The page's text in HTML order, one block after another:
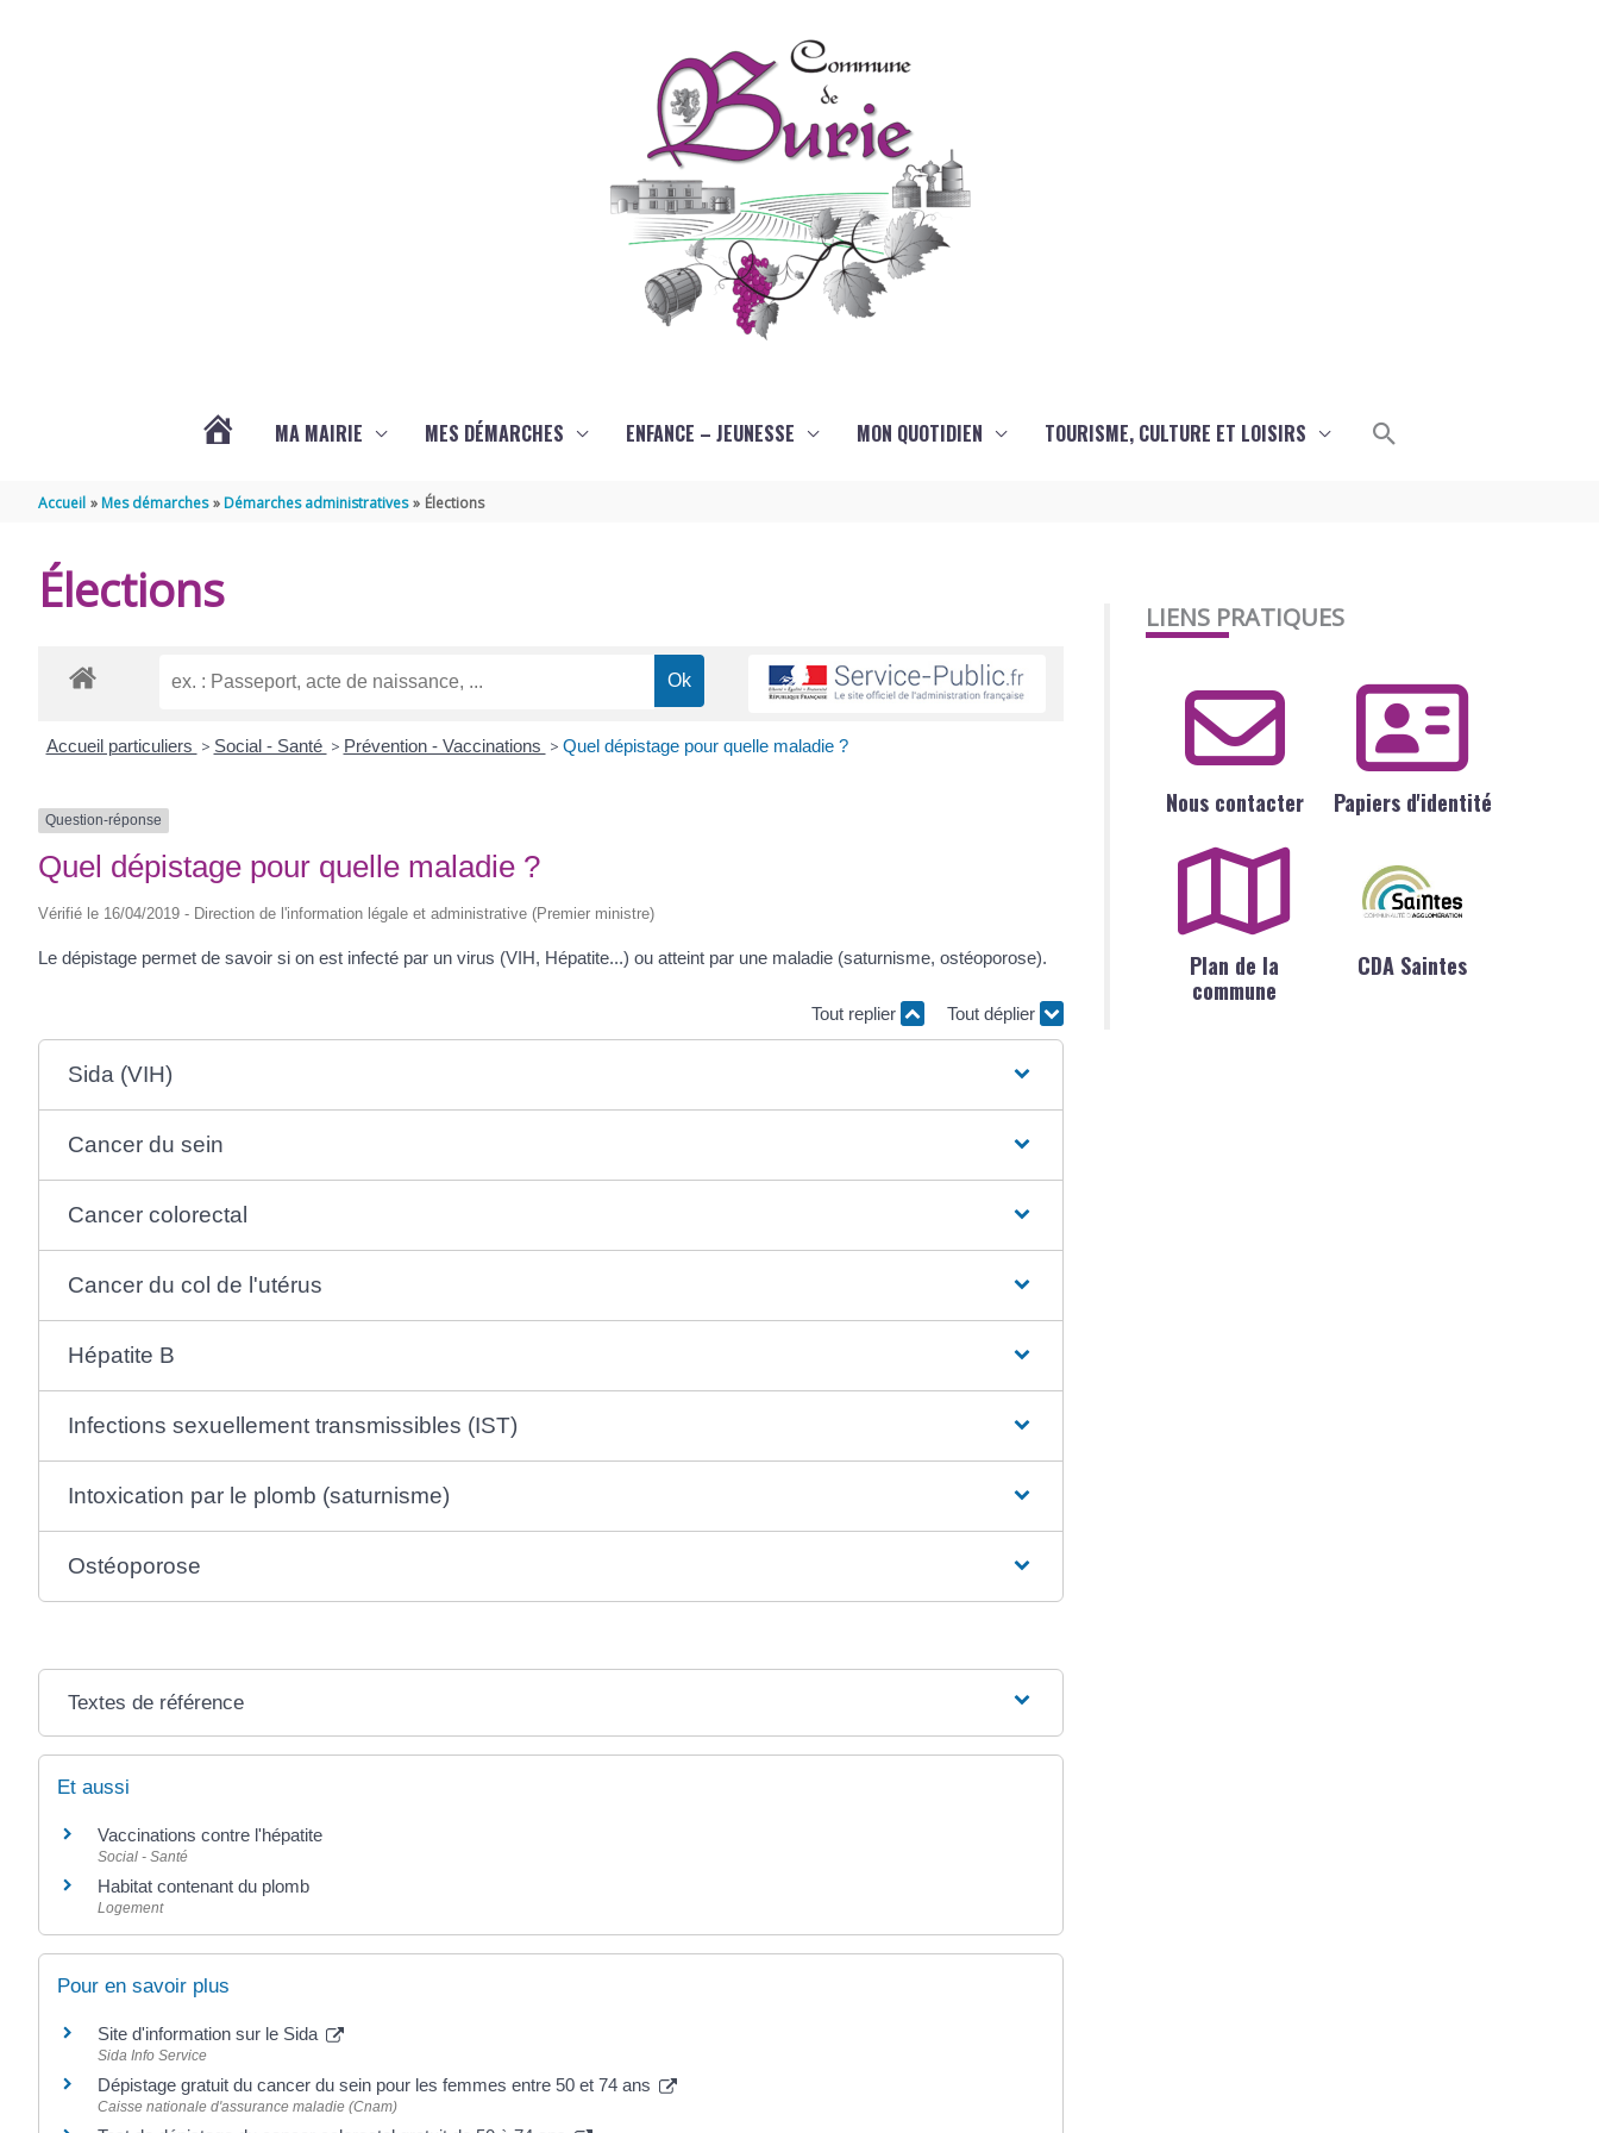
MA MAIRIE MES DÉMARCHES ENFANCE – JEUNESSE MON QUOTIDIEN TOURISME, CULTURE ET LOISIRS Rechercher
Accueil Mes démarches Démarches administratives Élections
Élections
Accueil particuliers > Social - Santé > Prévention - Vaccinations > Quel dépistage pour quelle maladie ?
Question-réponse
Quel dépistage pour quelle maladie ?
Vérifié le 16/04/2019 - Direction de l'information légale et administrative (Premier ministre)
Le dépistage permet de savoir si on est infecté par un virus (VIH, Hépatite...) ou atteint par une maladie (saturnisme, ostéoporose).
Tout replier Tout déplier
Sida (VIH)
Cancer du sein
Cancer colorectal
Cancer du col de l'utérus
Hépatite B
Infections sexuellement transmissibles (IST)
Intoxication par le plomb (saturnisme)
Ostéoporose
Textes de référence
Et aussi
Vaccinations contre l'hépatite
Social - Santé
Habitat contenant du plomb
Logement
Pour en savoir plus
Site d'information sur le Sida
Sida Info Service
Dépistage gratuit du cancer du sein pour les femmes entre 50 et 74 ans
Caisse nationale d'assurance maladie (Cnam)
LIENS PRATIQUES
Nous contacter Papiers d'identité
Plan de la
commune
CDA Saintes